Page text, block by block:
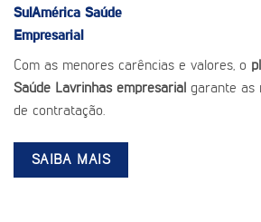
SulAmérica Saúde
Empresarial
Com as menores carências e valores, o
Saúde Lavrinhas empresarial garante as
de contratação.
SAIBA MAIS